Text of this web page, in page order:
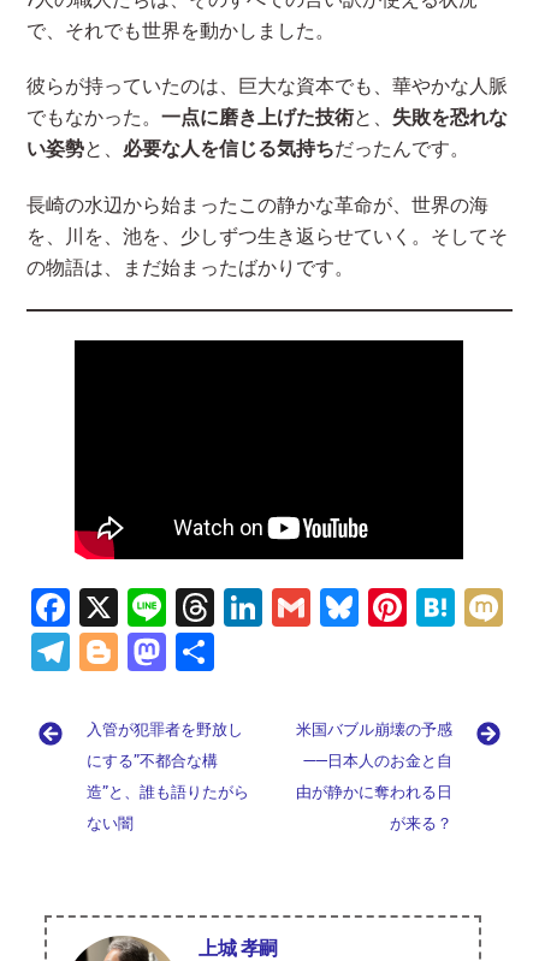
で、それでも世界を動かしました。
彼らが持っていたのは、巨大な資本でも、華やかな人脈
でもなかった。一点に磨き上げた技術と、 失敗を恐れな
い姿勢と、 必要な人を信じる気持ちだったんです。
長崎の水辺から始まったこの静かな革命が、世界の海
を、川を、池を、少しずつ生き返らせていく。そしてそ
の物語は、まだ始まったばかりです。
Fa
ce
b
o
o
k
X
Li
n
e
T
a
d
s
Li G
l
Bl
ky
Pi
es
t
H
n
Te
gr
a
m
Bl
g
g
er
M
to
d
o
入管が犯罪者を野放し
にする”不都合な構
造”と、誰も語りたがら
ない闇
米国バブル崩壊の予感
——日本人のお金と自
由が静かに奪われる日
が来る？
上城 孝嗣